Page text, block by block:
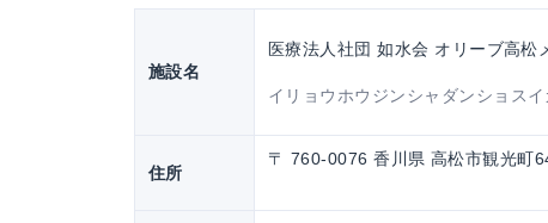
施設名
医療法人社団 如水会 オリーブ高松
イリョウホウジンシャダンショス
住所
〒 760-0076 香川県 高松市観光町